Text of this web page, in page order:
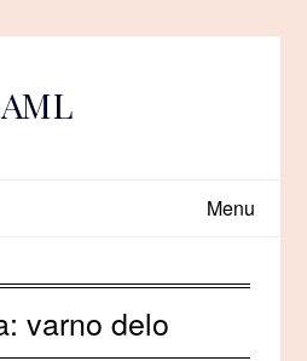
AML
Menu
varno delo